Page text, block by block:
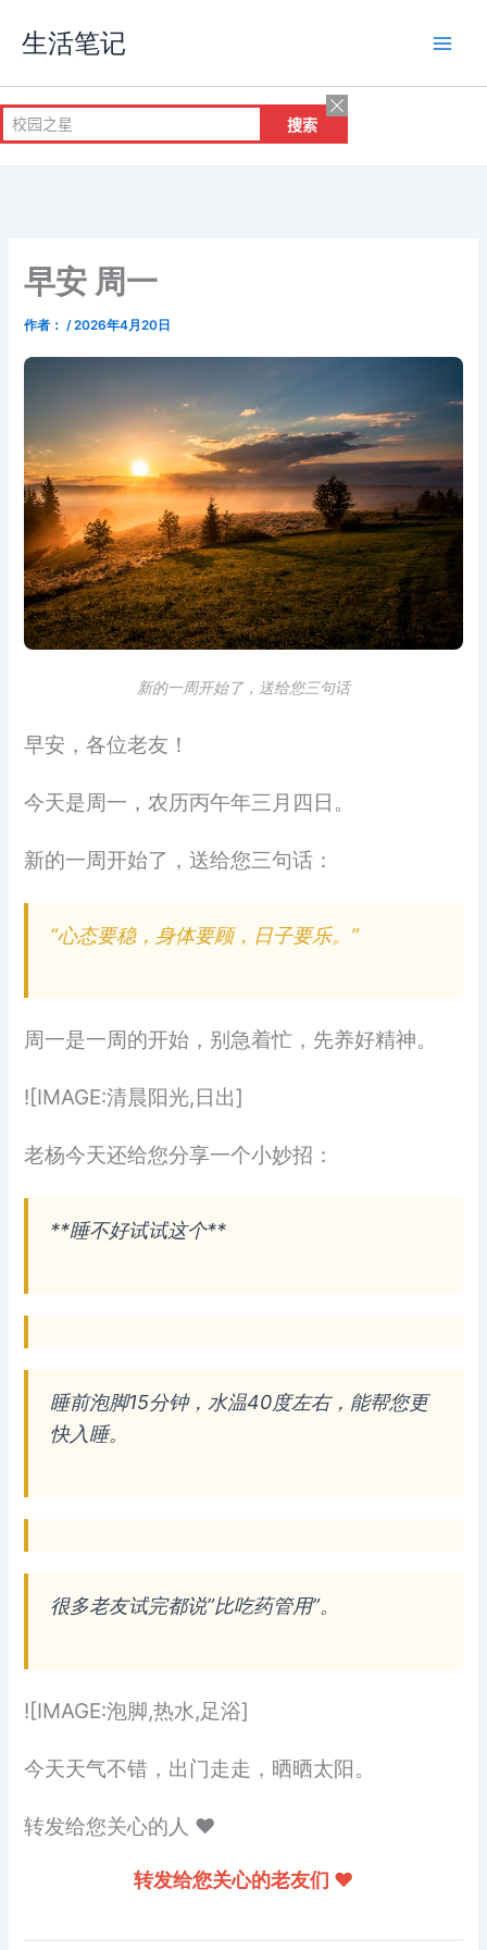
容
生活笔记
早安 周一
作者： /2026年4月20日
新的一周开始了，送给您三句话
早安，各位老友！
今天是周一，农历丙午年三月四日。
新的一周开始了，送给您三句话：
“心态要稳，身体要顾，日子要乐。”
周一是一周的开始，别急着忙，先养好精神。
![IMAGE:清晨阳光,日出]
老杨今天还给您分享一个小妙招：
**睡不好试试这个**
睡前泡脚15分钟，水温40度左右，能帮您更
快入睡。
很多老友试完都说”比吃药管用”。
![IMAGE:泡脚,热水,足浴]
今天天气不错，出门走走，晒晒太阳。
转发给您关心的人 ❤️
转发给您关心的老友们 ❤️